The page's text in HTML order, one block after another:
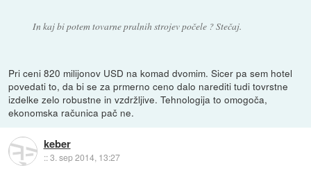
In kaj bi potem tovarne pralnih strojev počele ? Stečaj.
Pri ceni 820 milijonov USD na komad dvomim. Sicer pa sem hotel
povedati to, da bi se za prmerno ceno dalo narediti tudi tovrstne
izdelke zelo robustne in vzdržljive. Tehnologija to omogoča,
ekonomska računica pač ne.
keber
::3. sep 2014, 13:27